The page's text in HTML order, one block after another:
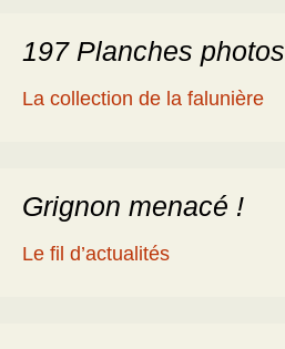
197 Planches photos
La collection de la falunière
Grignon menacé !
Le fil d’actualités